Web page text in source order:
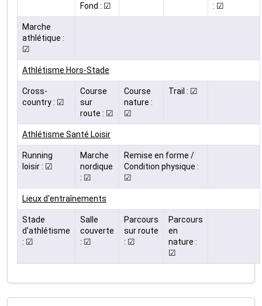
Fond : ☑
: ☑
Marche
athlétique :
☑
Athlétisme Hors-Stade
Cross-
country : ☑
Course
sur
route : ☑
Course
nature :
☑
Trail : ☑
Athlétisme Santé Loisir
Running
loisir : ☑
Marche
nordique
: ☑
Remise en forme /
Condition physique :
☑
Lieux d'entraînements
Stade
d'athlétisme
: ☑
Salle
couverte
: ☑
Parcours
sur route
: ☑
Parcours
en
nature :
☑